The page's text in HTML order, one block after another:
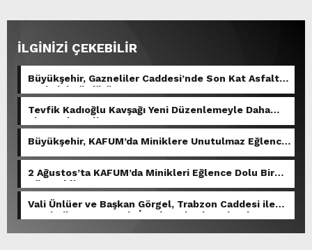
İLGİNİZİ ÇEKEBİLİR
Büyükşehir, Gazneliler Caddesi’nde Son Kat Asfalt
Serimini Sürdürüyor.
Tevfik Kadıoğlu Kavşağı Yeni Düzenlemeyle Daha
Akıcı Hale Geliyor.
Büyükşehir, KAFUM’da Miniklere Unutulmaz Eğlence
2 Ağustos’ta KAFUM’da Minikleri Eğlence Dolu Bir
Gün Bekliyor.
Vali Ünlüer ve Başkan Görgel, Trabzon Caddesi ile
Demirciler Çarşısı’nda İncelemelerde Bulundu.